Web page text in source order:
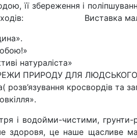
її збереження і
заходів: Виставка
натураліста»
ПРИРОДУ ДЛЯ
розв’язування кросвордів та
і водойми-чистими, грунти-
це наше щасливе